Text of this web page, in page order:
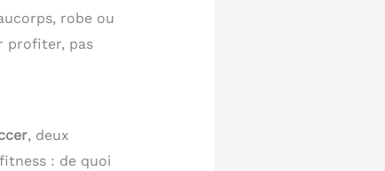
robe ou
profiter, pas
, deux
: de quoi